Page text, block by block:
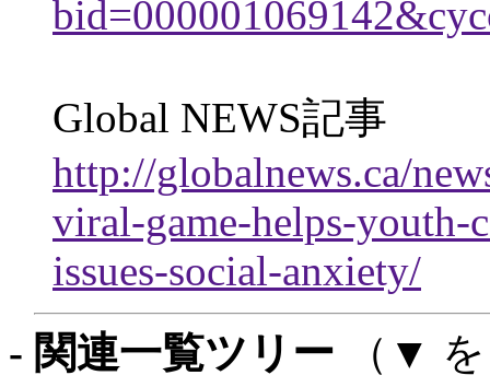
Global NEWS記事
http://globalnews.ca/
viral-game-helps-youth-
issues-social-anxiety/
- 関連一覧ツリー （▼